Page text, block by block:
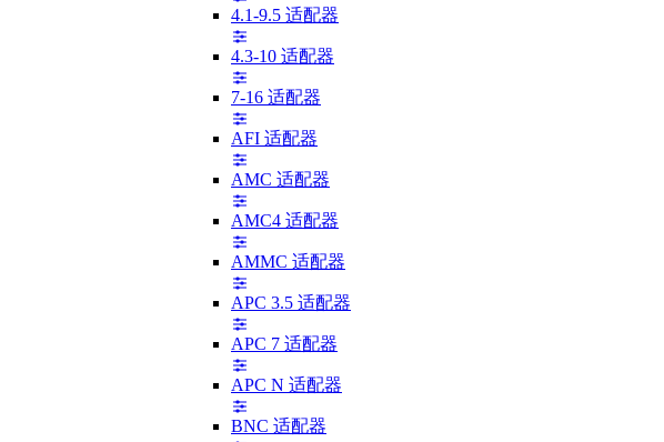
4.1-9.5 适配器
4.3-10 适配器
7-16 适配器
AFI 适配器
AMC 适配器
AMC4 适配器
AMMC 适配器
APC 3.5 适配器
APC 7 适配器
APC N 适配器
BNC 适配器